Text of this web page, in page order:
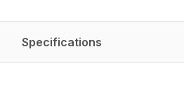
Specifications